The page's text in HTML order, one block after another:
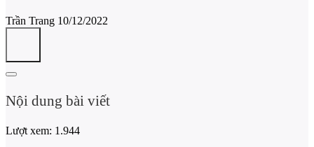
Trần Trang 10/12/2022
Nội dung bài viết
Lượt xem: 1.944